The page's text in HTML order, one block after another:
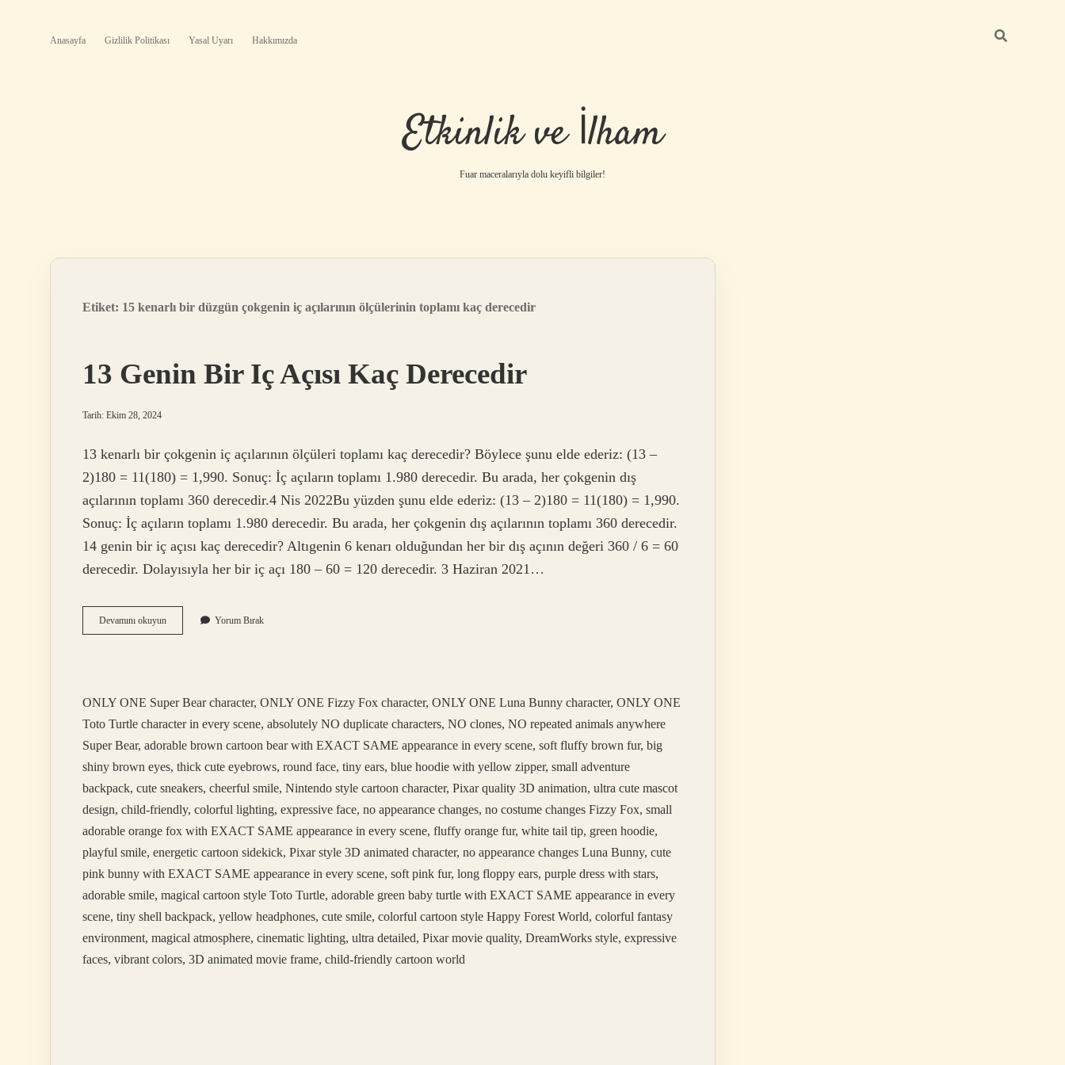
Anasayfa Gizlilik Politikası Yasal Uyarı Hakkımızda
Etkinlik ve İlham
Fuar maceralarıyla dolu keyifli bilgiler!
Etiket: 15 kenarlı bir düzgün çokgenin iç açılarının ölçülerinin toplamı kaç derecedir
13 Genin Bir Iç Açısı Kaç Derecedir
Tarih: Ekim 28, 2024
13 kenarlı bir çokgenin iç açılarının ölçüleri toplamı kaç derecedir? Böylece şunu elde ederiz: (13 –
2)180 = 11(180) = 1,990. Sonuç: İç açıların toplamı 1.980 derecedir. Bu arada, her çokgenin dış
açılarının toplamı 360 derecedir.4 Nis 2022Bu yüzden şunu elde ederiz: (13 – 2)180 = 11(180) = 1,990.
Sonuç: İç açıların toplamı 1.980 derecedir. Bu arada, her çokgenin dış açılarının toplamı 360 derecedir.
14 genin bir iç açısı kaç derecedir? Altıgenin 6 kenarı olduğundan her bir dış açının değeri 360 / 6 = 60
derecedir. Dolayısıyla her bir iç açı 180 – 60 = 120 derecedir. 3 Haziran 2021…
Devamını okuyun13
Genin
Derecedir
Yorum Bırak
ONLY ONE Super Bear character, ONLY ONE Fizzy Fox character, ONLY ONE Luna Bunny character, ONLY ONE
Toto Turtle character in every scene, absolutely NO duplicate characters, NO clones, NO repeated animals anywhere
Super Bear, adorable brown cartoon bear with EXACT SAME appearance in every scene, soft fluffy brown fur, big
shiny brown eyes, thick cute eyebrows, round face, tiny ears, blue hoodie with yellow zipper, small adventure
backpack, cute sneakers, cheerful smile, Nintendo style cartoon character, Pixar quality 3D animation, ultra cute mascot
design, child-friendly, colorful lighting, expressive face, no appearance changes, no costume changes Fizzy Fox, small
adorable orange fox with EXACT SAME appearance in every scene, fluffy orange fur, white tail tip, green hoodie,
playful smile, energetic cartoon sidekick, Pixar style 3D animated character, no appearance changes Luna Bunny, cute
pink bunny with EXACT SAME appearance in every scene, soft pink fur, long floppy ears, purple dress with stars,
adorable smile, magical cartoon style Toto Turtle, adorable green baby turtle with EXACT SAME appearance in every
scene, tiny shell backpack, yellow headphones, cute smile, colorful cartoon style Happy Forest World, colorful fantasy
environment, magical atmosphere, cinematic lighting, ultra detailed, Pixar movie quality, DreamWorks style, expressive
faces, vibrant colors, 3D animated movie frame, child-friendly cartoon world